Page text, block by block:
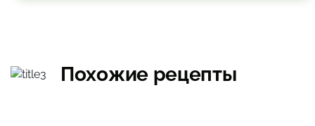
Похожие рецепты